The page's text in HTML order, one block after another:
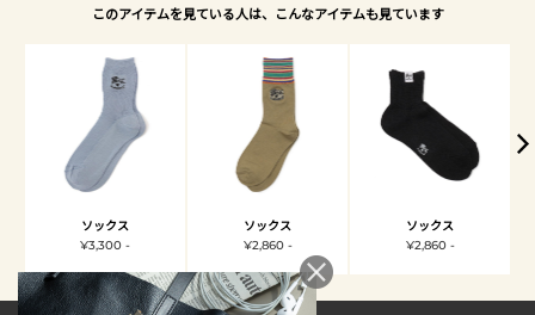
このアイテムを見ている人は、こんなアイテムも見ています
ソックス
¥3,300 -
ソックス
¥2,860 -
ソックス
¥2,860 -